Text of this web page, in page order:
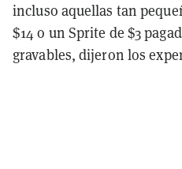
incluso aquellas tan
$14 o un Sprite de $3
gravables, dijeron los